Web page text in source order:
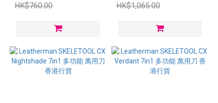
HK$760.00
HK$1,065.00